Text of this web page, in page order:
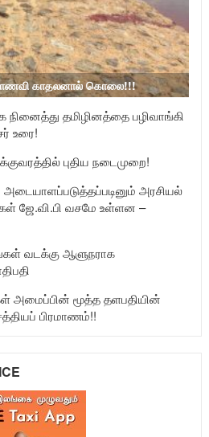
காதலனால் கொலை!!!
தமிழினத்தை பழிவாங்கி
உரை!
புதிய நடைமுறை!
அரசியல்
ஜே.வி.பி வசமே உள்ளன –
வடக்கு ஆளுநராக
அமைப்பின் மூத்த தளபதியின்
பிரமாணம்!!